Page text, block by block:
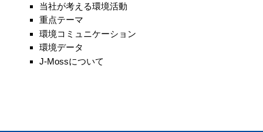
当社が考える環境活動
重点テーマ
環境コミュニケーション
環境データ
J-Mossについて